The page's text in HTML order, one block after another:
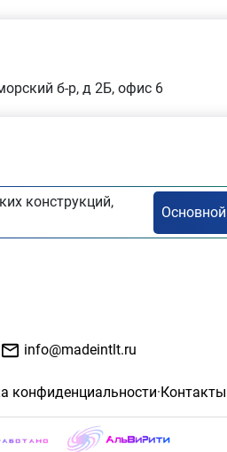
б-р, д 2Б, офис 6
конструкций,
info@madeintlt.ru
конфиденциальности·Контакты